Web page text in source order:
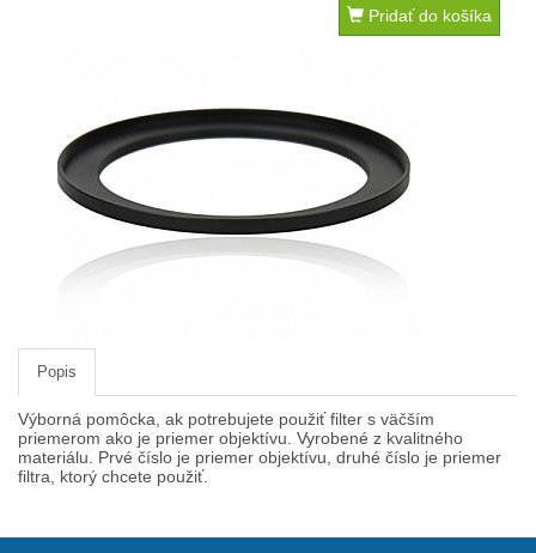
Slnečné clony
Statívy Monopody Hlavy
ŠTÚDIO technika
Informácie
Domov
Obchodné podmienky
Pridať do košíka
Popis
Výborná pomôcka, ak potrebujete použiť filter s väčším
priemerom ako je priemer objektívu. Vyrobené z kvalitného
materiálu. Prvé číslo je priemer objektívu, druhé číslo je priemer
filtra, ktorý chcete použiť.